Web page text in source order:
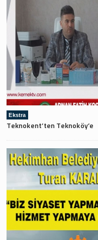
Ekstra
Teknokent’ten Teknoköy’e